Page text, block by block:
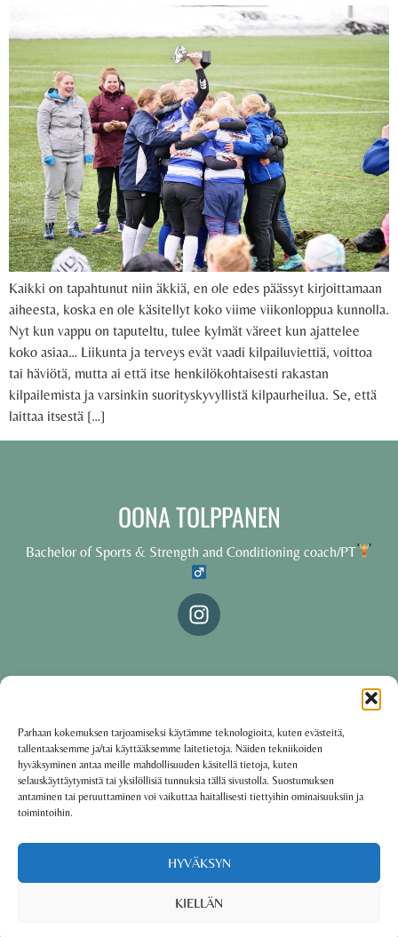
Parhaan kokemuksen tarjoamiseksi käytämme teknologioita, kuten evästeitä,
tallentaaksemme ja/tai käyttääksemme laitetietoja. Näiden tekniikoiden
hyväksyminen antaa meille mahdollisuuden käsitellä tietoja, kuten
selauskäyttäytymistä tai yksilöllisiä tunnuksia tällä sivustolla. Suostumuksen
antaminen tai peruuttaminen voi vaikuttaa haitallisesti tiettyihin ominaisuuksiin ja
toimintoihin.
HYVÄKSYN
KIELLÄN
Kaikki on tapahtunut niin äkkiä, en ole edes päässyt kirjoittamaan
aiheesta, koska en ole käsitellyt koko viime viikonloppua kunnolla.
Nyt kun vappu on taputeltu, tulee kylmät väreet kun ajattelee
koko asiaa… Liikunta ja terveys evät vaadi kilpailuviettiä, voittoa
tai häviötä, mutta ai että itse henkilökohtaisesti rakastan
kilpailemista ja varsinkin suorityskyvyllistä kilpaurheilua. Se, että
laittaa itsestä […]
OONA TOLPPANEN
Bachelor of Sports & Strength and Conditioning coach/PT
Käyttöehdot·Tietosuojakäytäntö